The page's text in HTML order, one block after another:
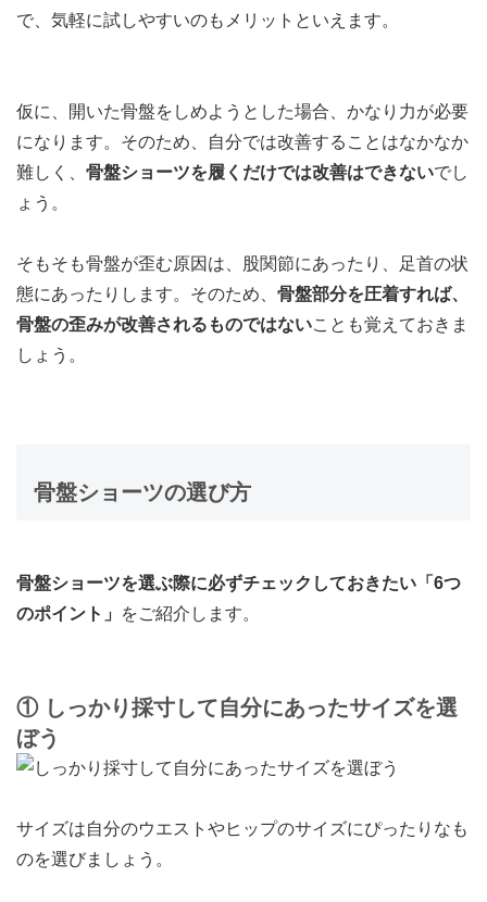
で、気軽に試しやすいのもメリットといえます。
仮に、開いた骨盤をしめようとした場合、かなり力が必要
になります。そのため、自分では改善することはなかなか
難しく、 骨盤ショーツを履くだけでは改善はできないでし
ょう。
そもそも骨盤が歪む原因は、股関節にあったり、足首の状
態にあったりします。そのため、 骨盤部分を圧着すれば、
骨盤の歪みが改善されるものではないことも覚えておきま
しょう。
骨盤ショーツの選び方
骨盤ショーツを選ぶ際に必ずチェックしておきたい「6つ
のポイント」
をご紹介します。
① しっかり採寸して自分にあったサイズを選
ぼう
サイズは自分のウエストやヒップのサイズにぴったりなも
のを選びましょう。